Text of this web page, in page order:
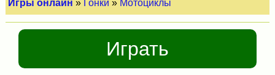
Игры онлайн » Гонки » Мотоциклы
Играть